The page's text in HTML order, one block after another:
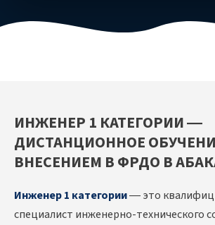
ИНЖЕНЕР 1 КАТЕГОРИИ —
ДИСТАНЦИОННОЕ
ВНЕСЕНИЕМ В ФРДО В
Инженер 1 категории— это
специалист инженерно-технического